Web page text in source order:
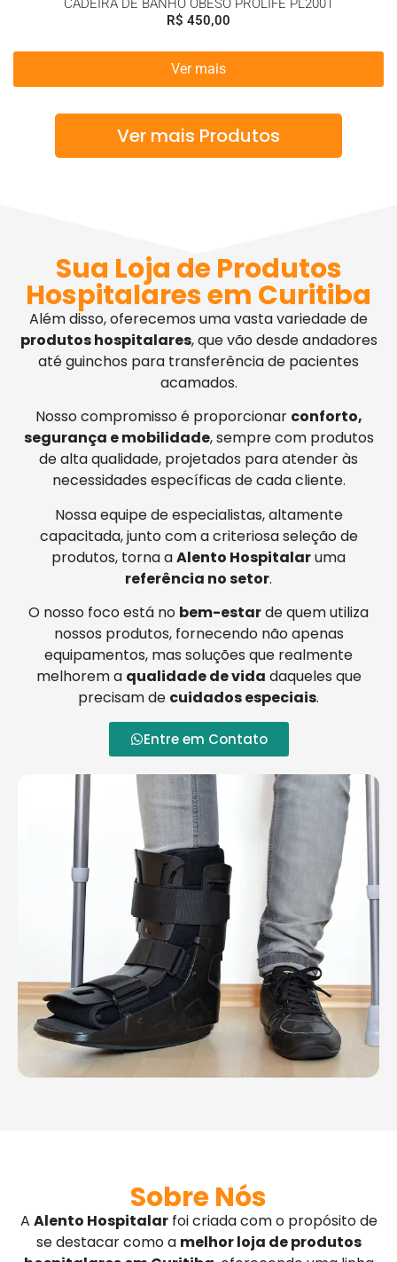
R$ 450,00
Ver mais
Ver mais Produtos
Sua Loja de Produtos
Hospitalares em Curitiba
Além disso, oferecemos uma vasta variedade de
produtos hospitalares, que vão desde andadores
até guinchos para transferência de pacientes
acamados.
Nosso compromisso é proporcionar conforto,
segurança e mobilidade, sempre com produtos
de alta qualidade, projetados para atender às
necessidades específicas de cada cliente.
Nossa equipe de especialistas, altamente
capacitada, junto com a criteriosa seleção de
produtos, torna aAlento Hospitalaruma
referência no setor.
O nosso foco está no bem-estarde quem utiliza
nossos produtos, fornecendo não apenas
equipamentos, mas soluções que realmente
melhorem a qualidade de vida daqueles que
precisam de cuidados especiais.
Entre em Contato
Sobre Nós
A Alento Hospitalarfoi criada com o propósito de
se destacar como a melhor loja de produtos